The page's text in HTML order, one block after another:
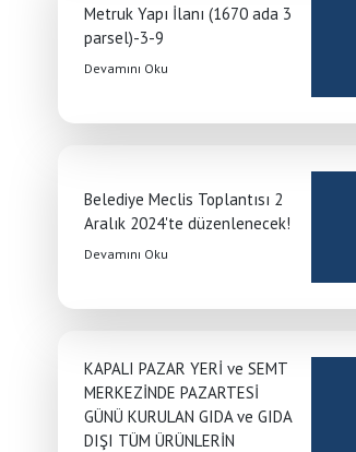
Metruk Yapı İlanı (1670 ada 3
parsel)-3-9
Devamını Oku
Belediye Meclis Toplantısı 2
Aralık 2024'te düzenlenecek!
Devamını Oku
KAPALI PAZAR YERİ ve SEMT
MERKEZİNDE PAZARTESİ
GÜNÜ KURULAN GIDA ve GIDA
DIŞI TÜM ÜRÜNLERİN